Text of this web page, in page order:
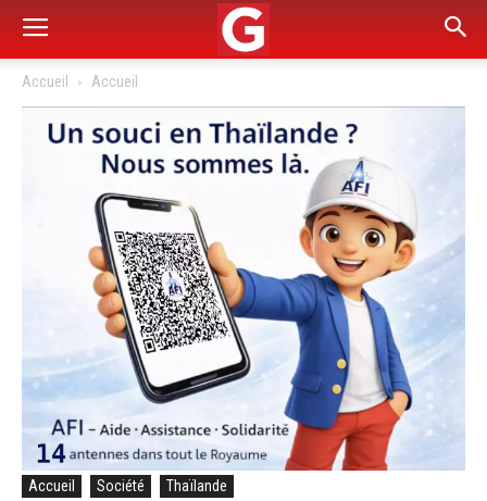
Accueil Accueil
Accueil Société Thaïlande